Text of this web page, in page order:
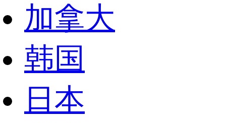
加拿大
韩国
日本